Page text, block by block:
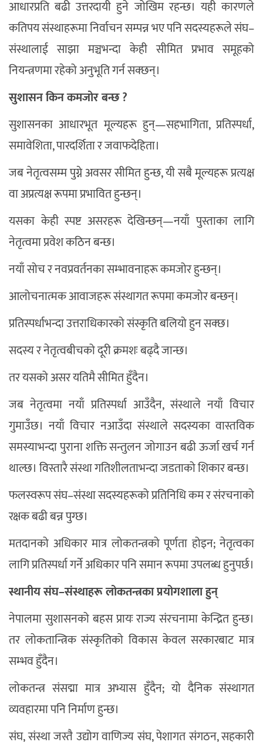
आधारप्रति बढी उत्तरदायी हुने जोखिम रहन्छ। यही कारणले
कतिपय संस्थाहरूमा निर्वाचन सम्पन्न भए पनि सदस्यहरूले संघ–
संस्थालाई साझा मञ्चभन्दा केही सीमित प्रभाव समूहको
नियन्त्रणमा रहेको अनुभूति गर्न सक्छन्।
सुशासन किन कमजोर बन्छ ?
सुशासनका आधारभूत मूल्यहरू हुन्—सहभागिता, प्रतिस्पर्धा,
समावेशिता, पारदर्शिता र जवाफदेहिता।
जब नेतृत्वसम्म पुग्ने अवसर सीमित हुन्छ, यी सबै मूल्यहरू प्रत्यक्ष
वा अप्रत्यक्ष रूपमा प्रभावित हुन्छन्।
यसका केही स्पष्ट असरहरू देखिन्छन्—नयाँ पुस्ताका लागि
नेतृत्वमा प्रवेश कठिन बन्छ।
नयाँ सोच र नवप्रवर्तनका सम्भावनाहरू कमजोर हुन्छन्।
आलोचनात्मक आवाजहरू संस्थागत रूपमा कमजोर बन्छन्।
प्रतिस्पर्धाभन्दा उत्तराधिकारको संस्कृति बलियो हुन सक्छ।
सदस्य र नेतृत्वबीचको दूरी क्रमशः बढ्दै जान्छ।
तर यसको असर यतिमै सीमित हुँदैन।
जब नेतृत्वमा नयाँ प्रतिस्पर्धा आउँदैन, संस्थाले नयाँ विचार
गुमाउँछ। नयाँ विचार नआउँदा संस्थाले सदस्यका वास्तविक
समस्याभन्दा पुराना शक्ति सन्तुलन जोगाउन बढी ऊर्जा खर्च गर्न
थाल्छ। विस्तारै संस्था गतिशीलताभन्दा जडताको शिकार बन्छ।
फलस्वरूप संघ–संस्था सदस्यहरूको प्रतिनिधि कम र संरचनाको
रक्षक बढी बन्न पुग्छ।
मतदानको अधिकार मात्र लोकतन्त्रको पूर्णता होइन; नेतृत्वका
लागि प्रतिस्पर्धा गर्ने अधिकार पनि समान रूपमा उपलब्ध हुनुपर्छ।
स्थानीय संघ–संस्थाहरू लोकतन्त्रका प्रयोगशाला हुन्
नेपालमा सुशासनको बहस प्रायः राज्य संरचनामा केन्द्रित हुन्छ।
तर लोकतान्त्रिक संस्कृतिको विकास केवल सरकारबाट मात्र
सम्भव हुँदैन।
लोकतन्त्र संसद्मा मात्र अभ्यास हुँदैन; यो दैनिक संस्थागत
व्यवहारमा पनि निर्माण हुन्छ।
संघ, संस्था जस्तै उद्योग वाणिज्य संघ, पेशागत संगठन, सहकारी